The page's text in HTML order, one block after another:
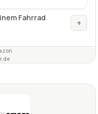
Fahrrad
+